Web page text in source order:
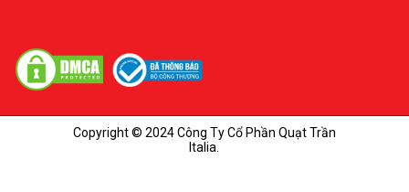
Copyright © 2024 Công Ty Cổ Phần Quạt Trần
Italia.